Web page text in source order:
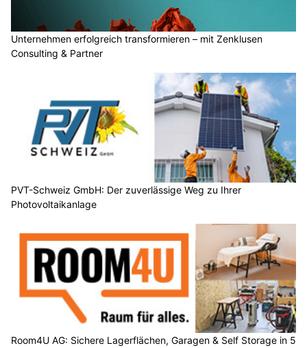
Unternehmen erfolgreich transformieren – mit Zenklusen
Consulting & Partner
PVT-Schweiz GmbH: Der zuverlässige Weg zu Ihrer
Photovoltaikanlage
Room4U AG: Sichere Lagerflächen, Garagen & Self Storage in 5